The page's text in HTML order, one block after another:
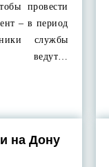
провести
– в период
службы
ведут…
на Дону